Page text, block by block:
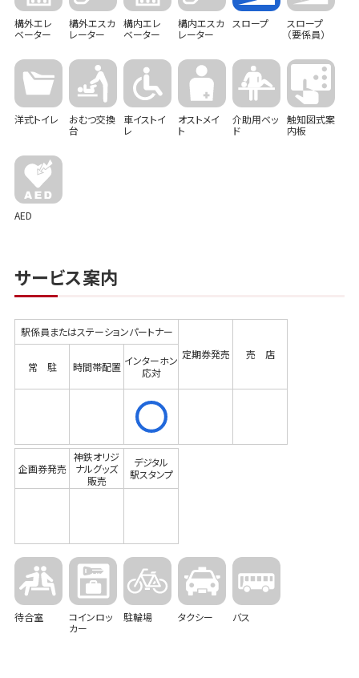
構外エレ
ベーター
構外エスカ
レーター
構内エレ
ベーター
構内エスカ
レーター
スロープ
スロープ
（要係員）
洋式トイレ
おむつ交換
台
車イストイ
レ
オストメイ
ト
介助用ベッ
ド
触知図式案
内板
AED
サービス案内
駅係員またはステーションパートナー
定期券発売
売 店
常 駐
時間帯配置 インターホン
応対
企画券発売
神鉄オリジ
ナルグッズ
販売
デジタル
駅スタンプ
待合室
コインロッ
カー
駐輪場 タクシー バス